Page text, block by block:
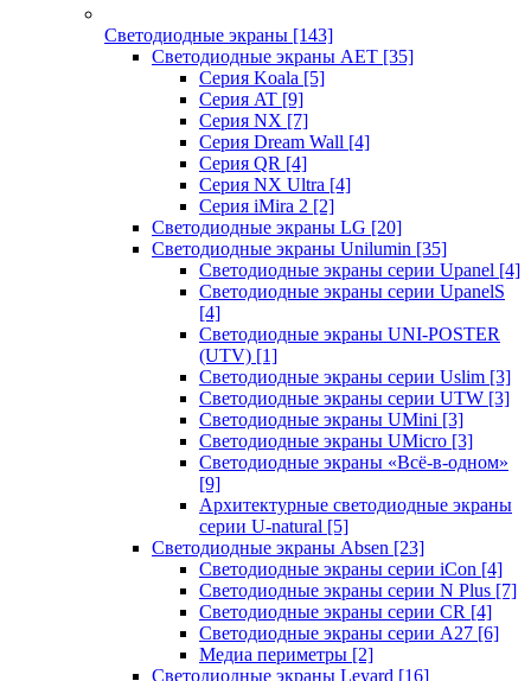
Светодиодные экраны [143]
Светодиодные экраны AET [35]
Cерия Koala [5]
Серия AT [9]
Серия NX [7]
Серия Dream Wall [4]
Серия QR [4]
Серия NX Ultra [4]
Серия iMira 2 [2]
Светодиодные экраны LG [20]
Светодиодные экраны Unilumin [35]
Светодиодные экраны серии Upanel [4]
Светодиодные экраны серии UpanelS
[4]
Светодиодные экраны UNI-POSTER
(UTV) [1]
Светодиодные экраны серии Uslim [3]
Светодиодные экраны серии UTW [3]
Светодиодные экраны UMini [3]
Светодиодные экраны UMicro [3]
Светодиодные экраны «Всё-в-одном»
[9]
Архитектурные светодиодные экраны
серии U-natural [5]
Светодиодные экраны Absen [23]
Светодиодные экраны серии iCon [4]
Светодиодные экраны серии N Plus [7]
Светодиодные экраны серии CR [4]
Светодиодные экраны серии А27 [6]
Медиа периметры [2]
Светодиодные экраны Leyard [16]